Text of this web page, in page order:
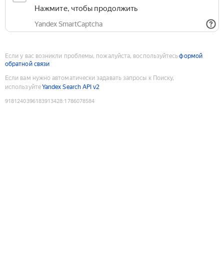
Нажмите, чтобы продолжить
Yandex SmartCaptcha
Если у вас возникли проблемы, пожалуйста, воспользуйтесьформой
обратной связи
Если вам нужно автоматически задавать запросы к Поиску,
используйтеYandex Search API v2
9181240396183913428:1786078584